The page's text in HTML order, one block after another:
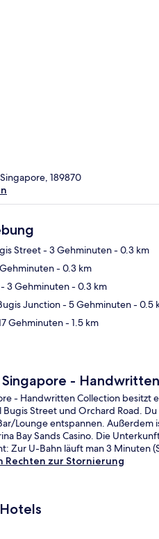
189870
Street- 3 Gehminuten- 0.3 km
- 0.3 km
- 3 Gehminuten- 0.3 km
Junction- 5 Gehminuten- 0.5
Gehminuten- 1.5 km
-
- Handwritten Collection besitzt
Street und Orchard Road.
Lounge entspannen.
Bay Sands Casino. Die
Zur U-Bahn läuft man 3 Minuten
Rechten zur Stornierung